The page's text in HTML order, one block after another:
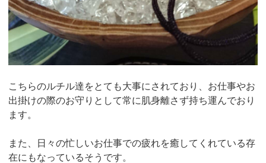
こちらのルチル達をとても大事にされており、お仕事やお
出掛けの際のお守りとして常に肌身離さず持ち運んでおり
ます。
また、日々の忙しいお仕事での疲れを癒してくれている存
在にもなっているそうです。